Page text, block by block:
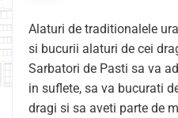
Alaturi de traditionalele
si bucurii alaturi de cei
Sarbatori de Pasti sa va
in suflete, sa va bucurati
dragi si sa aveti parte de